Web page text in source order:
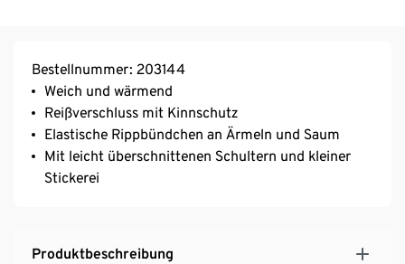
Bestellnummer: 203144
Weich und wärmend
Reißverschluss mit Kinnschutz
Elastische Rippbündchen an Ärmeln und Saum
Mit leicht überschnittenen Schultern und kleiner
Stickerei
Produktbeschreibung